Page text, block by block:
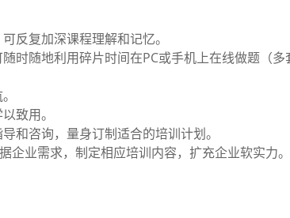
反复加深课程理解和记忆。
时随地利用碎片时间在PC或手机上在线做题（
致用。
和咨询，量身订制适合的培训计划。
企业需求，制定相应培训内容，扩充企业软实力。